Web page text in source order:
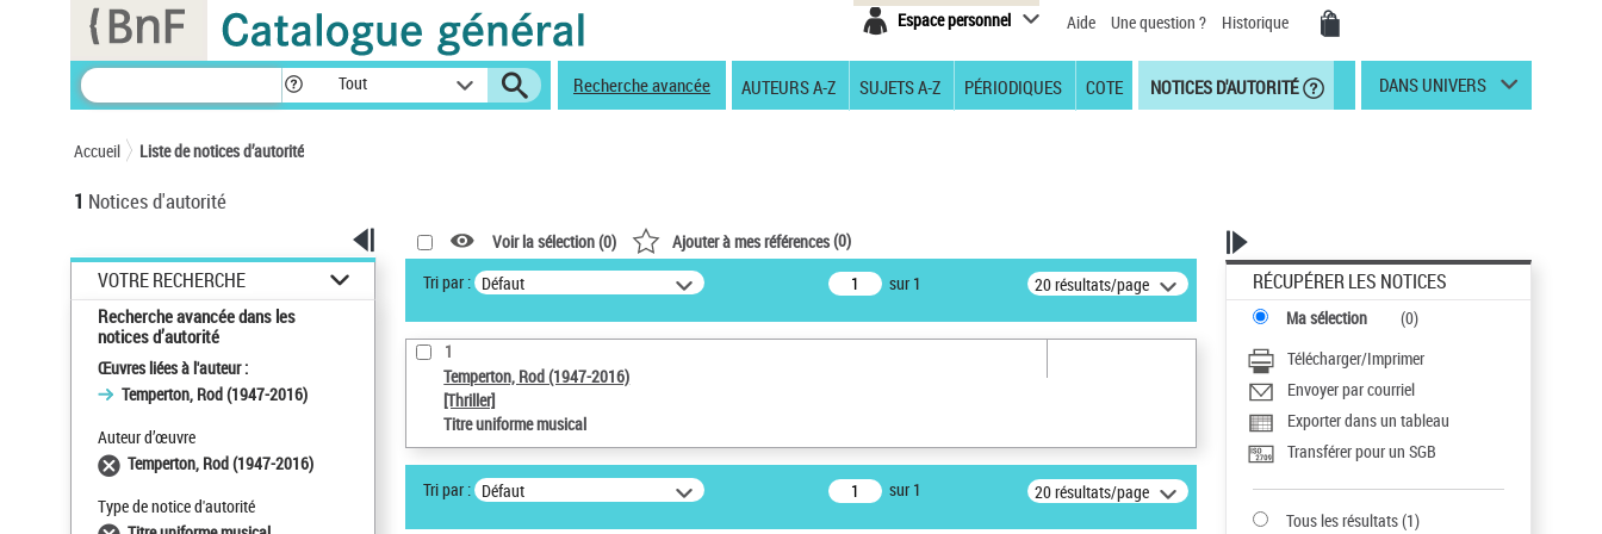
Espace personnel Aide Une question ? Historique
Tout Recherche avancée AUTEURS A-Z SUJETS A-Z PÉRIODIQUES COTE NOTICES D'AUTORITÉ DANS UNIVERS
Accueil Liste de notices d’autorité
1 Notices d'autorité
VOTRE RECHERCHE
Recherche avancée dans les
notices d’autorité
Œuvres liées à l'auteur :
Temperton, Rod (1947-2016)
Auteur d’œuvre
Temperton, Rod (1947-2016)
Type de notice d'autorité
Voir la sélection (0) Ajouter à mes références(0)
Tri par : Défaut sur 1 20 résultats/page
1
Temperton, Rod (1947-2016)
[Thriller]
Titre uniforme musical
Tri par : Défaut sur 1 20 résultats/page
RÉCUPÉRER LES NOTICES
Ma sélection (0)
Télécharger/Imprimer
Envoyer par courriel
Exporter dans un tableau
Transférer pour un SGB
Tous les résultats(1)
Panneau de gestion des cookies